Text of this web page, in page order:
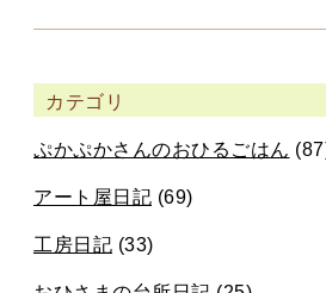
カテゴリ
ぷかぷかさんのおひるごはん
アート屋日記 (69)
工房日記 (33)